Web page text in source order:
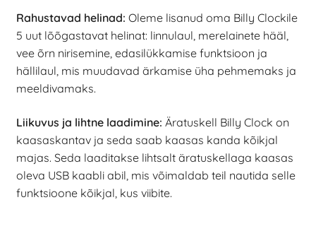
Rahustavad helinad: Oleme lisanud oma Billy Clockile
5 uut lõõgastavat helinat: linnulaul, merelainete hääl,
vee õrn nirisemine, edasilükkamise funktsioon ja
hällilaul, mis muudavad ärkamise üha pehmemaks ja
meeldivamaks.
Liikuvus ja lihtne laadimine: Äratuskell Billy Clock on
kaasaskantav ja seda saab kaasas kanda kõikjal
majas. Seda laaditakse lihtsalt äratuskellaga kaasas
oleva USB kaabli abil, mis võimaldab teil nautida selle
funktsioone kõikjal, kus viibite.